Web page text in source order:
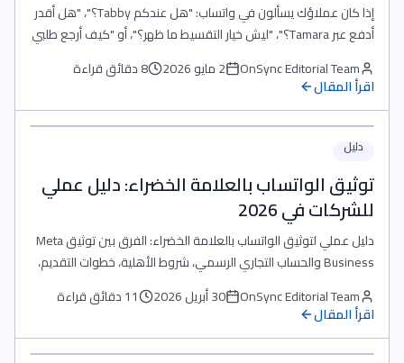
إذا كان عملاؤك يسألون في واتساب: "هل عندكم Tabby؟"، "هل أقدر
أدفع عبر Tamara؟"، "ليش خيار التقسيط ما ظهر؟"، أو "كيف أرجع طلبي
إذا دفعت بالتقسيط؟"، فالمشكلة لا تنتهي عند واتساب. العميل نفسه
قد يرسل من إنستغرام، فيسبوك ماسنجر، تليجرام، أو نموذج الموقع.
لذلك لا تحتاج إلى مزيد من المحادثات المتفرقة؛ تحتاج إلى صندوق وارد
وا
OnSync Editorial Team 2 مايو 2026 8 دقائق قراءة
اقرأ المقال
دليل
توثيق الواتساب بالعلامة الخضراء: دليل عملي
للشركات في 2026
دليل عملي لتوثيق الواتساب بالعلامة الخضراء: الفرق بين توثيق Meta
Business والحساب التجاري الرسمي، شروط الأهلية، خطوات التقديم،
OnSync Editorial Team 30 أبريل 2026 11 دقائق قراءة
اقرأ المقال